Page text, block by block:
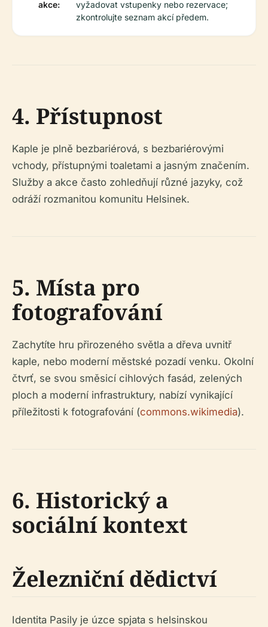
akce:
vyžadovat vstupenky nebo rezervace;
zkontrolujte seznam akcí předem.
4. Přístupnost
Kaple je plně bezbariérová, s bezbariérovými
vchody, přístupnými toaletami a jasným značením.
Služby a akce často zohledňují různé jazyky, což
odráží rozmanitou komunitu Helsinek.
5. Místa pro
fotografování
Zachytíte hru přirozeného světla a dřeva uvnitř
kaple, nebo moderní městské pozadí venku. Okolní
čtvrť, se svou směsicí cihlových fasád, zelených
ploch a moderní infrastruktury, nabízí vynikající
příležitosti k fotografování (commons.wikimedia).
6. Historický a
sociální kontext
Železniční dědictví
Identita Pasily je úzce spjata s helsinskou